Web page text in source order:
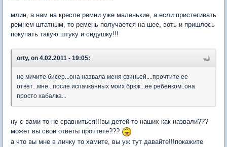
млин, а нам на кресле ремни уже маленькие, а если пристегивать
ремнем штатным, то ремень получается на шее, воть и пришлось
покупать такую штуку и сидушку!!!
orty, on 4.02.2011 - 19:05:
не мичите бисер...она назвала меня свиньей....прочтите ее
ответ...мне...после испачканных моих брюк...ее ребенком..она
просто хабалка...
ну с вами то не сравниться!!!вы детей то наших как назвали???
может вы свои ответы прочтете???
а что вы мне в личку то хамите, вы уж тут давайте!!!покажите